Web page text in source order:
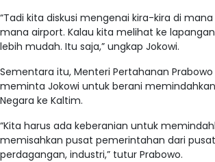
“Tadi kita diskusi mengenai kira-kira di
mana airport. Kalau kita melihat ke
lebih mudah. Itu saja,” ungkap Jokowi.
Sementara itu, Menteri Pertahanan
meminta Jokowi untuk berani
Negara ke Kaltim.
“Kita harus ada keberanian untuk
memisahkan pusat pemerintahan dari
perdagangan, industri,” tutur Prabowo.